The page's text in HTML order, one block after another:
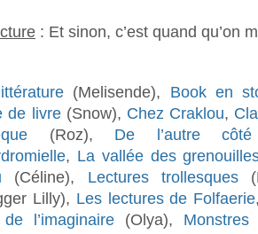
: Et sinon, c’est quand qu’on
(Melisende), Book en
de livre(Snow), Chez Craklou,
(Roz), De l’autre
, La vallée des
(Céline), Lectures trollesques
Lilly), Les lectures de Folfaerie
l’imaginaire (Olya),